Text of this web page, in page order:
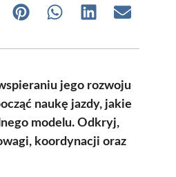
Share Share Share Share
jego rozwoju
naukę jazdy, jakie
modelu. Odkryj,
koordynacji oraz